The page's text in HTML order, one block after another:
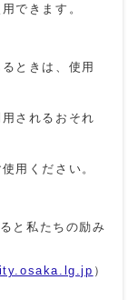
できます。
ときは、使用
されるおそれ
用ください。
と私たちの励み
）